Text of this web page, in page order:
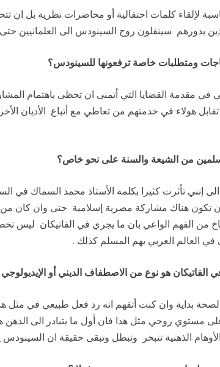
لإلقاء كلمات احتفالية أو محاضرات نظرية بل ان
بدورهم سينقلون روح السينودس الى العلمانيين
ومتطلبات خاصة ترفعونها للسينودس؟
في مقدمة القضايا التي أتمنى ان تحظى باهتمام
هولاء في خدمتهم من تعاطي مع أتباع الأديان
من الشيعة والسنة على نحو خاص؟
إنني تأثرت كثيرا بكلمة الأستاذ محمد السماك
تكون هناك مشاركة مصرية إسلامية حتى وان كان من
من الفهم الواعي بان ما يجري في الفاتيكان ليس
العالم العربي يهم المسلم كذلك .
هو نوع من الاصطفاف الديني أو
وان كنت أتفهم انه رد فعل طبيعي في مثل هذه
مستوي روحي مثل هذا فان أول ما يتبادر الى
الذهنية تتبخر وتبطل وتبقى حقيقة ان